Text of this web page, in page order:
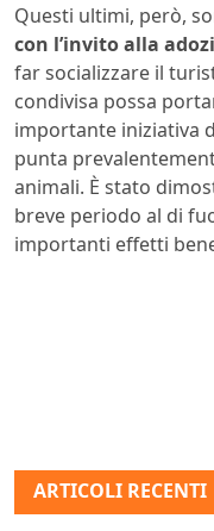
Questi ultimi, però,
con l’invito alla
far socializzare il
condivisa possa
importante iniziativa
punta
animali. È stato
breve periodo al di
importanti effetti
ARTICOLI RECENTI